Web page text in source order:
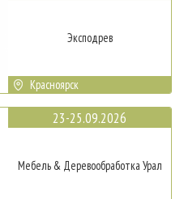
Эксподрев
Красноярск
23-25.09.2026
Мебель & Деревообработка Урал